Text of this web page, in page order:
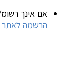
אם אינך
הרשמה לאתר